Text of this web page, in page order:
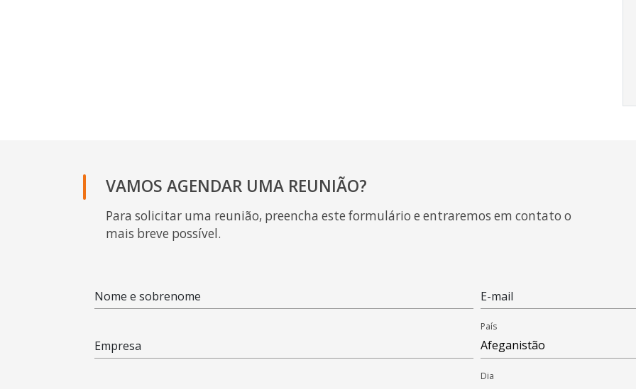
VAMOS AGENDAR UMA REUNIÃO?
Para solicitar uma reunião, preencha este formulário e entraremos em contato o
mais breve possível.
Nome e sobrenome E-mail
Empresa
País
Dia